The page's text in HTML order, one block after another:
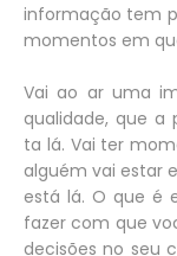
informação tem
momentos em
Vai ao ar uma
qualidade, que a
ta lá. Vai ter
alguém vai estar
está lá. O que é
fazer com que
decisões no seu